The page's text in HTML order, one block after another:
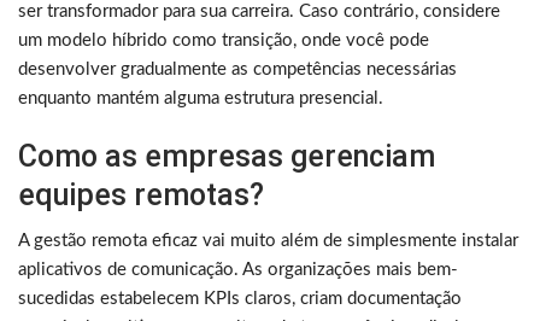
ser transformador para sua carreira. Caso contrário, considere
um modelo híbrido como transição, onde você pode
desenvolver gradualmente as competências necessárias
enquanto mantém alguma estrutura presencial.
Como as empresas gerenciam
equipes remotas?
A gestão remota eficaz vai muito além de simplesmente instalar
aplicativos de comunicação. As organizações mais bem-
sucedidas estabelecem KPIs claros, criam documentação